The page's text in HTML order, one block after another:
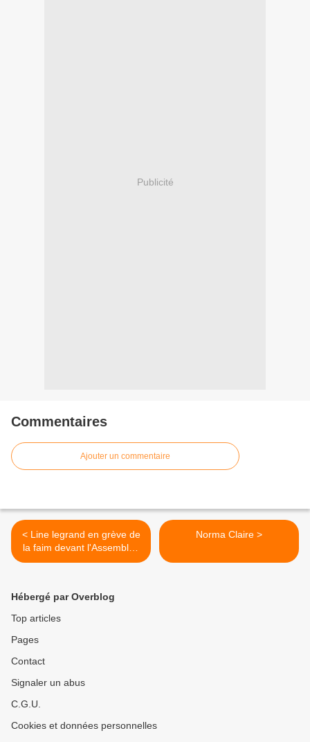
Publicité
Commentaires
Ajouter un commentaire
< Line legrand en grève de
la faim devant l'Assemblée
nationale
Norma Claire >
Hébergé par Overblog
Top articles
Pages
Contact
Signaler un abus
C.G.U.
Cookies et données personnelles